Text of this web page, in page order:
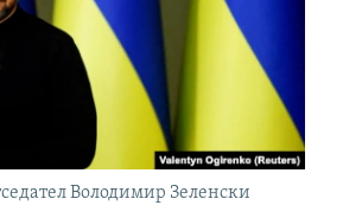
Володимир Зеленски